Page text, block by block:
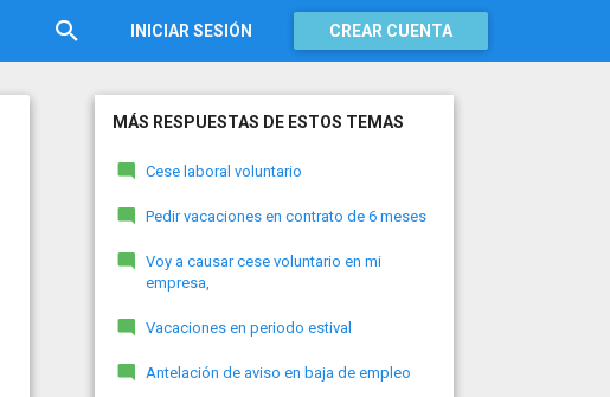
INICIAR SESIÓN CREAR CUENTA
MÁS RESPUESTAS DE ESTOS TEMAS
Cese laboral voluntario
Pedir vacaciones en contrato de 6 meses
Voy a causar cese voluntario en mi
empresa,
Vacaciones en periodo estival
Antelación de aviso en baja de empleo